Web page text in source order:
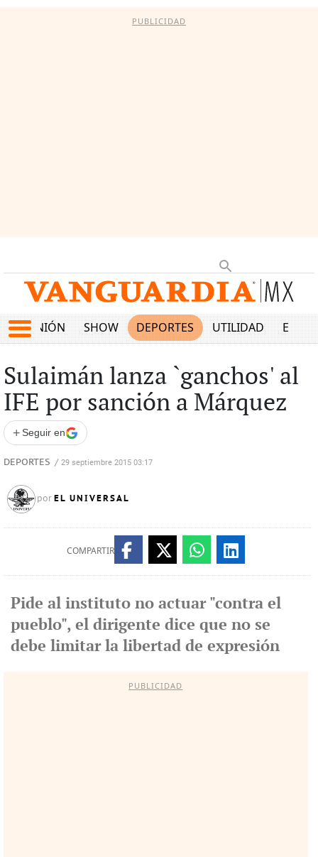
PUBLICIDAD
OPINIÓN SHOW DEPORTES UTILIDAD
Sulaimán lanza `ganchos' al
IFE por sanción a Márquez
+ Seguir en
DEPORTES / 29 septiembre 2015 03:17
por EL UNIVERSAL
COMPARTIR
Pide al instituto no actuar "contra el
pueblo", el dirigente dice que no se
debe limitar la libertad de expresión
PUBLICIDAD